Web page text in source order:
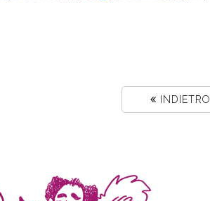
INDIETRO